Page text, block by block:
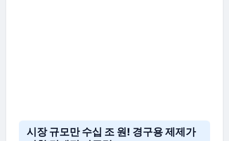
시장 규모만 수십 조 원! 경구용 제제가